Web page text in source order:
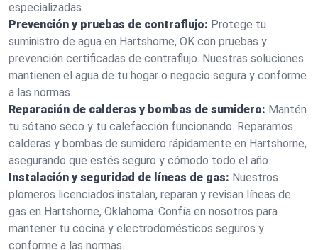
especializadas.
Prevención y pruebas de contraflujo: Protege tu
suministro de agua en Hartshorne, OK con pruebas y
prevención certificadas de contraflujo. Nuestras soluciones
mantienen el agua de tu hogar o negocio segura y conforme
a las normas.
Reparación de calderas y bombas de sumidero: Mantén
tu sótano seco y tu calefacción funcionando. Reparamos
calderas y bombas de sumidero rápidamente en Hartshorne,
asegurando que estés seguro y cómodo todo el año.
Instalación y seguridad de líneas de gas: Nuestros
plomeros licenciados instalan, reparan y revisan líneas de
gas en Hartshorne, Oklahoma. Confía en nosotros para
mantener tu cocina y electrodomésticos seguros y
conforme a las normas.